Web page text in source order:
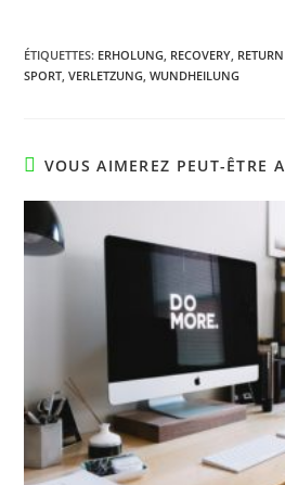
ÉTIQUETTES: ERHOLUNG RECOVERY
SPORT VERLETZUNG WUNDHEILUNG
VOUS AIMEREZ PEUT-ÊTRE